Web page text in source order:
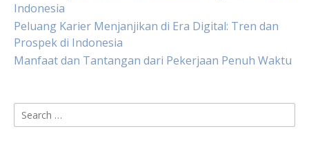
Indonesia
Peluang Karier Menjanjikan di Era Digital: Tren dan
Prospek di Indonesia
Manfaat dan Tantangan dari Pekerjaan Penuh Waktu
Search
for: